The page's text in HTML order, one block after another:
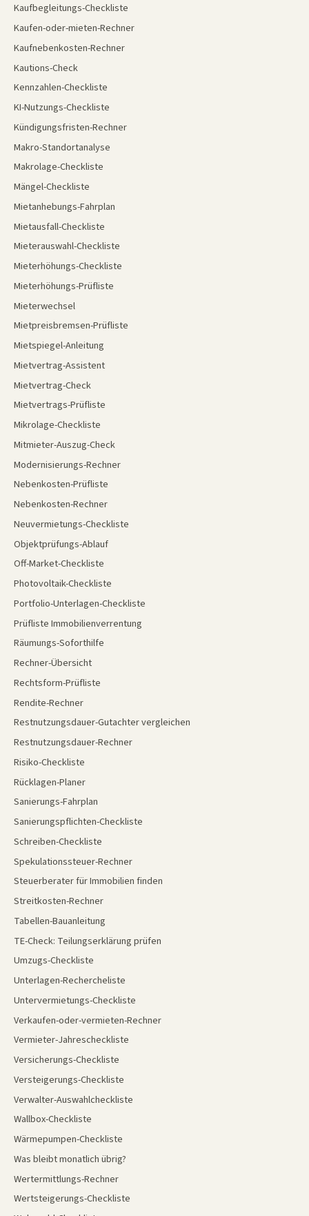
Kaufbegleitungs-Checkliste
Kaufen-oder-mieten-Rechner
Kaufnebenkosten-Rechner
Kautions-Check
Kennzahlen-Checkliste
KI-Nutzungs-Checkliste
Kündigungsfristen-Rechner
Makro-Standortanalyse
Makrolage-Checkliste
Mängel-Checkliste
Mietanhebungs-Fahrplan
Mietausfall-Checkliste
Mieterauswahl-Checkliste
Mieterhöhungs-Checkliste
Mieterhöhungs-Prüfliste
Mieterwechsel
Mietpreisbremsen-Prüfliste
Mietspiegel-Anleitung
Mietvertrag-Assistent
Mietvertrag-Check
Mietvertrags-Prüfliste
Mikrolage-Checkliste
Mitmieter-Auszug-Check
Modernisierungs-Rechner
Nebenkosten-Prüfliste
Nebenkosten-Rechner
Neuvermietungs-Checkliste
Objektprüfungs-Ablauf
Off-Market-Checkliste
Photovoltaik-Checkliste
Portfolio-Unterlagen-Checkliste
Prüfliste Immobilienverrentung
Räumungs-Soforthilfe
Rechner-Übersicht
Rechtsform-Prüfliste
Rendite-Rechner
Restnutzungsdauer-Gutachter vergleichen
Restnutzungsdauer-Rechner
Risiko-Checkliste
Rücklagen-Planer
Sanierungs-Fahrplan
Sanierungspflichten-Checkliste
Schreiben-Checkliste
Spekulationssteuer-Rechner
Steuerberater für Immobilien finden
Streitkosten-Rechner
Tabellen-Bauanleitung
TE-Check: Teilungserklärung prüfen
Umzugs-Checkliste
Unterlagen-Rechercheliste
Untervermietungs-Checkliste
Verkaufen-oder-vermieten-Rechner
Vermieter-Jahrescheckliste
Versicherungs-Checkliste
Versteigerungs-Checkliste
Verwalter-Auswahlcheckliste
Wallbox-Checkliste
Wärmepumpen-Checkliste
Was bleibt monatlich übrig?
Wertermittlungs-Rechner
Wertsteigerungs-Checkliste